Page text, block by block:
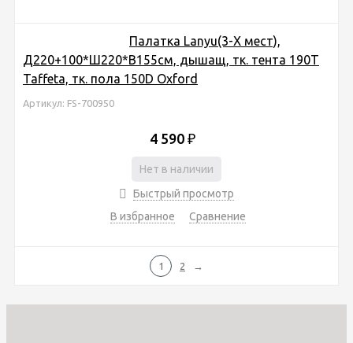
Палатка Lanyu(3-Х мест),
Д220+100*Ш220*В155см, дышащ, тк. тента 190T
Taffeta, тк. пола 150D Oxford
Артикул: FS-700950
4 590 ₽
Нет в наличии
Быстрый просмотр
В избранное
Сравнение
1 2 →